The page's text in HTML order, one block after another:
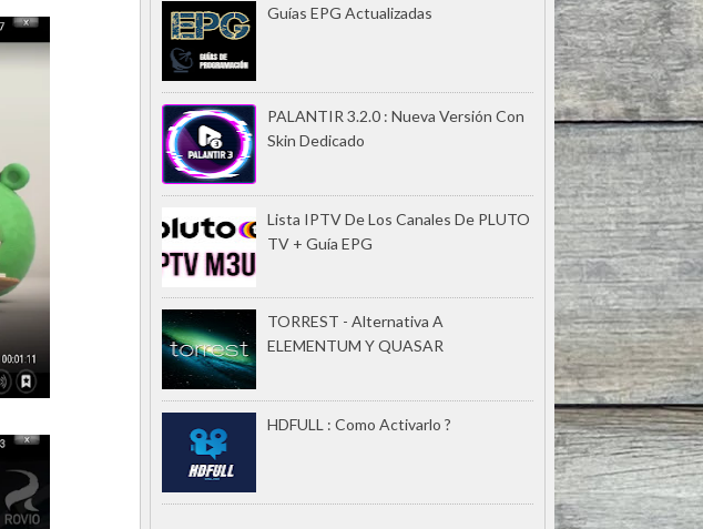
Guías EPG Actualizadas
PALANTIR 3.2.0 : Nueva Versión Con
Skin Dedicado
Lista IPTV De Los Canales De PLUTO
TV + Guía EPG
TORREST - Alternativa A
ELEMENTUM Y QUASAR
HDFULL : Como Activarlo ?